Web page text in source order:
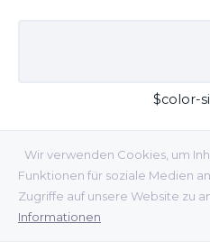
Wir verwenden Cookies, um
Funktionen für soziale Medien
Zugriffe auf unsere Website zu
Informationen
$color-